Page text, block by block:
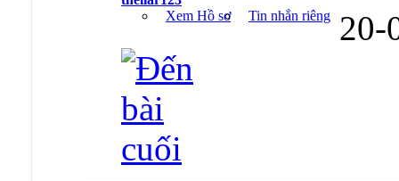
Xem Hồ sơ
Tin nhắn riêng 20-